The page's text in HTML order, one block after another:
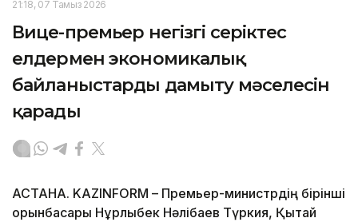
21:18, 07 Тамыз 2026
Вице-премьер негізгі серіктес
елдермен экономикалық
байланыстарды дамыту мәселесін
қарады
АСТАНА. KAZINFORM – Премьер-министрдің бірінші
орынбасары Нұрлыбек Нәлібаев Түркия, Қытай